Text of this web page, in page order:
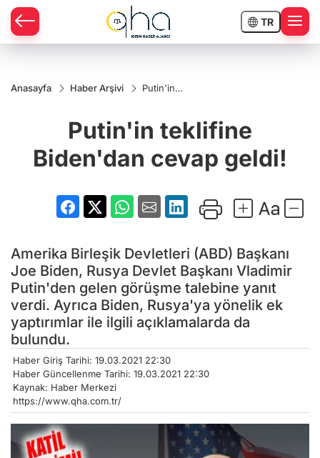
TR
Anasayfa Haber Arşivi
Putin'in
cevap
geldi!
Putin'in teklifine
Biden'dan cevap geldi!
Amerika Birleşik Devletleri (ABD) Başkanı
Joe Biden, Rusya Devlet Başkanı Vladimir
Putin'den gelen görüşme talebine yanıt
verdi. Ayrıca Biden, Rusya'ya yönelik ek
yaptırımlar ile ilgili açıklamalarda da
bulundu.
Haber Giriş Tarihi: 19.03.2021 22:30
Haber Güncellenme Tarihi: 19.03.2021 22:30
Kaynak: Haber Merkezi
https://www.qha.com.tr/